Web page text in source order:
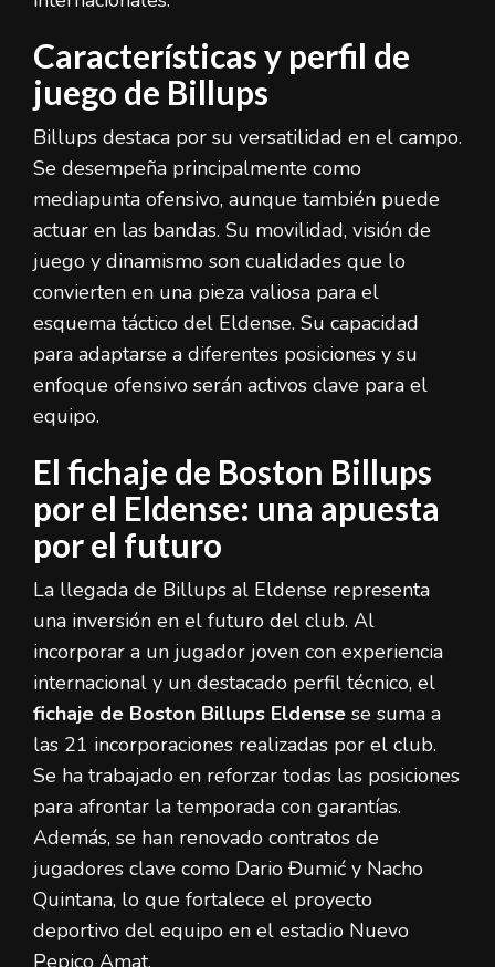
Características y perfil de
juego de Billups
Billups destaca por su versatilidad en el campo.
Se desempeña principalmente como
mediapunta ofensivo, aunque también puede
actuar en las bandas. Su movilidad, visión de
juego y dinamismo son cualidades que lo
convierten en una pieza valiosa para el
esquema táctico del Eldense. Su capacidad
para adaptarse a diferentes posiciones y su
enfoque ofensivo serán activos clave para el
equipo.
El fichaje de Boston Billups
por el Eldense: una apuesta
por el futuro
La llegada de Billups al Eldense representa
una inversión en el futuro del club. Al
incorporar a un jugador joven con experiencia
internacional y un destacado perfil técnico, el
fichaje de Boston Billups Eldense se suma a
las 21 incorporaciones realizadas por el club.
Se ha trabajado en reforzar todas las posiciones
para afrontar la temporada con garantías.
Además, se han renovado contratos de
jugadores clave como Dario Đumić y Nacho
Quintana, lo que fortalece el proyecto
deportivo del equipo en el estadio Nuevo
Pepico Amat.